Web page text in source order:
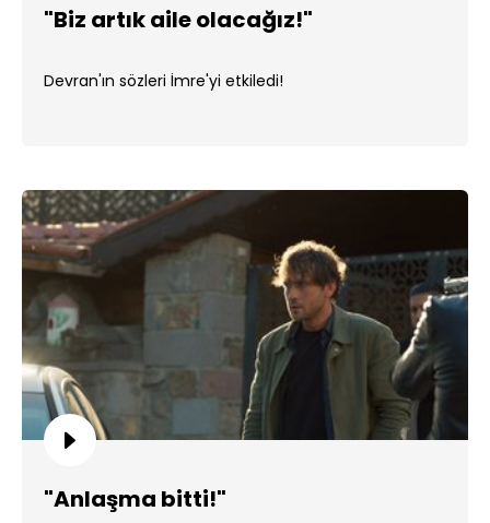
"Biz artık aile olacağız!"
Devran'ın sözleri İmre'yi etkiledi!
"Anlaşma bitti!"